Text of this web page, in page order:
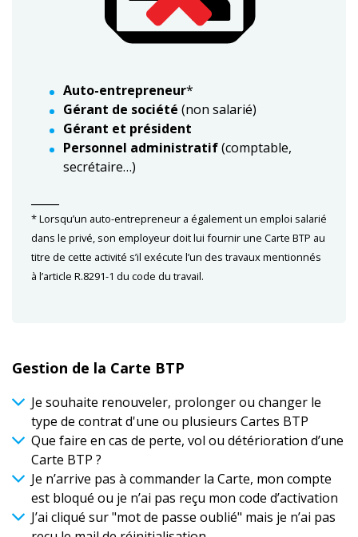
Auto-entrepreneur*
Gérant de société (non salarié)
Gérant et président
Personnel administratif(comptable,
secrétaire…)
* Lorsqu’un auto-entrepreneur a également un emploi salarié
dans le privé, son employeur doit lui fournir une Carte BTP au
titre de cette activité s’il exécute l’un des travaux mentionnés
à l’article R.8291-1 du code du travail.
Gestion de la Carte BTP
Je souhaite renouveler, prolonger ou changer le
type de contrat d'une ou plusieurs Cartes BTP
Que faire en cas de perte, vol ou détérioration d’une
Carte BTP ?
Je n’arrive pas à commander la Carte, mon compte
est bloqué ou je n’ai pas reçu mon code d’activation
J’ai cliqué sur "mot de passe oublié" mais je n’ai pas